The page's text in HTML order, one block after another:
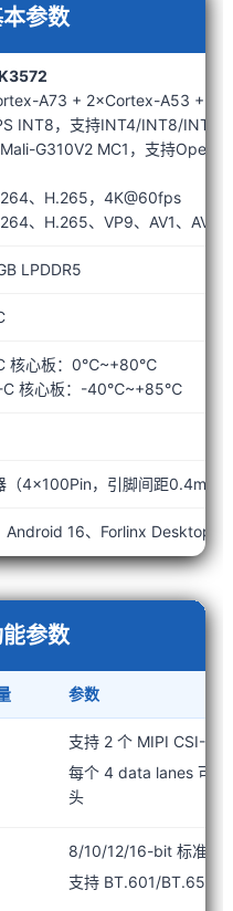
参数
A73 + 2×Cortex-A53 +
INT8，支持INT4/INT8/
G310V2 MC1，支持
、H.265，4K@60fps
、H.265、VP9、AV1、
LPDDR5
核心板：0℃~+80℃
C 核心板：-40℃~+85℃
（4×100Pin，引脚间距0.4mm
Android 16、Forlinx Desktop
参数
参数
支持 2 个 MIPI CSI-2
每个 4 data lanes 可
头
8/10/12/16-bit 标准
支持 BT.601/BT.656